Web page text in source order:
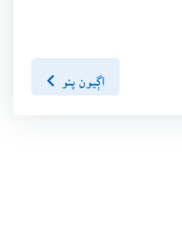
اڳيون پنو